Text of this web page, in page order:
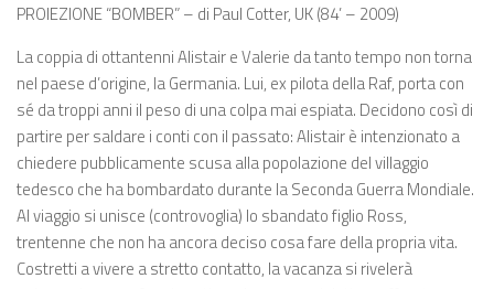
PROIEZIONE “BOMBER” – di Paul Cotter, UK (84’ – 2009)
La coppia di ottantenni Alistair e Valerie da tanto tempo non torna
nel paese d’origine, la Germania. Lui, ex pilota della Raf, porta con
sé da troppi anni il peso di una colpa mai espiata. Decidono così di
partire per saldare i conti con il passato:Alistair è intenzionato a
chiedere pubblicamente scusa alla popolazione del villaggio
tedesco che ha bombardato durante la Seconda Guerra Mondiale.
Al viaggio si unisce (controvoglia) lo sbandato figlio Ross,
trentenne che non ha ancora deciso cosa fare della propria vita.
Costretti a vivere a stretto contatto, la vacanza si rivelerà